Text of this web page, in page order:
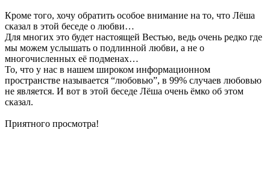
Кроме того, хочу обратить особое внимание на то, что Лёша
сказал в этой беседе о любви…
Для многих это будет настоящей Вестью, ведь очень редко где
мы можем услышать о подлинной любви, а не о
многочисленных её подменах…
То, что у нас в нашем широком информационном
пространстве называется “любовью”, в 99% случаев любовью
не является. И вот в этой беседе Лёша очень ёмко об этом
сказал.
Приятного просмотра!